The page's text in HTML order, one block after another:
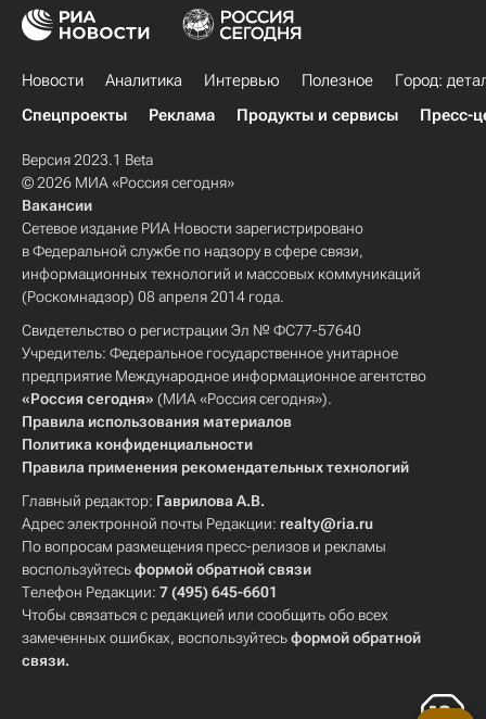
Новости Аналитика Интервью Полезное
Город:
Спецпроекты
Реклама Продукты и сервисы Пресс-
Версия 2023.1 Beta
© 2026 МИА «Россия сегодня»
Вакансии
Сетевое издание РИА Новости зарегистрировано
в Федеральной службе по надзору в сфере связи,
информационных технологий и массовых коммуникаций
(Роскомнадзор) 08 апреля 2014 года.
Свидетельство о регистрации Эл № ФС77-57640
Учредитель: Федеральное государственное унитарное
предприятие Международное информационное агентство
«Россия сегодня» (МИА «Россия сегодня»).
Правила использования материалов
Политика конфиденциальности
Правила применения рекомендательных технологий
Главный редактор: Гаврилова А.В.
Адрес электронной почты Редакции: realty@ria.ru
По вопросам размещения пресс-релизов и рекламы
воспользуйтесьформой обратной связи
Телефон Редакции: 7 (495) 645-6601
Чтобы связаться с редакцией или сообщить обо всех
замеченных ошибках, воспользуйтесьформой обратной
связи.